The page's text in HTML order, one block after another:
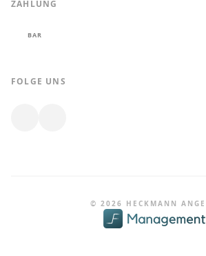
ZAHLUNG
BAR
FOLGE UNS
© 2026 HECKMANN